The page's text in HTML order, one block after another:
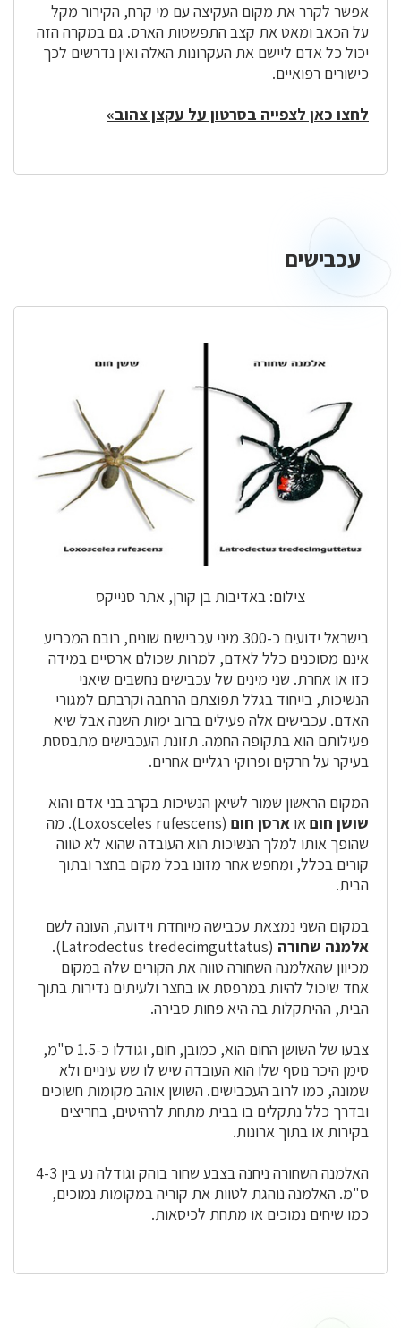
אפשר לקרר את מקום העקיצה עם מי קרח, הקירור מקל
על הכאב ומאט את קצב התפשטות הארס. גם במקרה הזה
יכול כל אדם ליישם את העקרונות האלה ואין נדרשים לכך
כישורים רפואיים.
לחצו כאן לצפייה בסרטון על עקצן צהוב»
עכבישיםעכבישים
צילום: באדיבות בן קורן, אתר סנייקס
בישראל ידועים כ-300 מיני עכבישים שונים, רובם המכריע
אינם מסוכנים כלל לאדם, למרות שכולם ארסיים במידה
כזו או אחרת. שני מינים של עכבישים נחשבים שיאני
הנשיכות, בייחוד בגלל תפוצתם הרחבה וקרבתם למגורי
האדם. עכבישים אלה פעילים ברוב ימות השנה אבל שיא
פעילותם הוא בתקופה החמה. תזונת העכבישים מתבססת
בעיקר על חרקים ופרוקי רגליים אחרים.
המקום הראשון שמור לשיאן הנשיכות בקרב בני אדם והוא
שושן חוםאו ארסן חום
(Loxosceles rufescens). מה
שהופך אותו למלך הנשיכות הוא העובדה שהוא לא טווה
קורים בכלל, ומחפש אחר מזונו בכל מקום בחצר ובתוך
הבית.
במקום השני נמצאת עכבישה מיוחדת וידועה, העונה לשם
אלמנה שחורה
(Latrodectus tredecimguttatus).
מכיוון שהאלמנה השחורה טווה את הקורים שלה במקום
אחד שיכול להיות במרפסת או בחצר ולעיתים נדירות בתוך
הבית, ההיתקלות בה היא פחות סבירה.
צבעו של השושן החום הוא, כמובן, חום, וגודלו כ-1.5 ס"מ,
סימן היכר נוסף שלו הוא העובדה שיש לו שש עיניים ולא
שמונה, כמו לרוב העכבישים. השושן אוהב מקומות חשוכים
ובדרך כלל נתקלים בו בבית מתחת לרהיטים, בחריצים
בקירות או בתוך ארונות.
האלמנה השחורה ניחנה בצבע שחור בוהק וגודלה נע בין 4-3
ס"מ. האלמנה נוהגת לטוות את קוריה במקומות נמוכים,
כמו שיחים נמוכים או מתחת לכיסאות.